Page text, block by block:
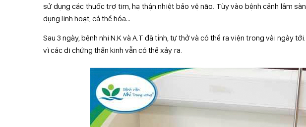
sử dụng các thuốc trợ tim, hạ thận nhiệt bảo vệ não. Tùy vào bệnh cảnh lâm
dụng linh hoạt, cá thể hóa…
Sau 3 ngày, bệnh nhi N.K và A.T đã tỉnh, tự thở và có thể ra viện trong vài ngày
vì các di chứng thần kinh vẫn có thể xảy ra.